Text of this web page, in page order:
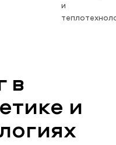
и
в
и